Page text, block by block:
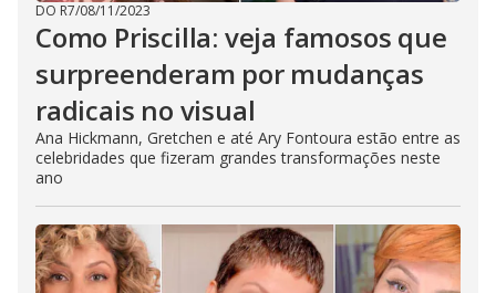
DO R7/08/11/2023
Como Priscilla: veja famosos que
surpreenderam por mudanças
radicais no visual
Ana Hickmann, Gretchen e até Ary Fontoura estão entre as
celebridades que fizeram grandes transformações neste
ano